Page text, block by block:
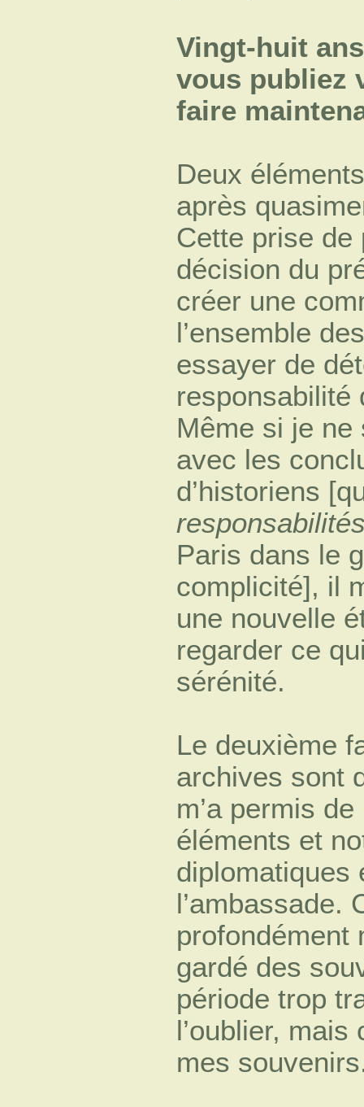
Vingt-huit
vous publiez
faire
Deux
après
Cette prise de
décision du
créer une
l’ensemble
essayer de
responsabilité
Même si je ne
avec les
d’historiens
Paris dans le
complicité], il
une nouvelle
regarder ce
sérénité.
Le deuxième
archives sont
m’a permis
éléments et
diplomatiques
l’ambassade.
profondément
gardé des
période trop
l’oublier, mais
mes